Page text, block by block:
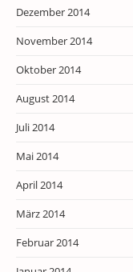
Dezember 2014
November 2014
Oktober 2014
August 2014
Juli 2014
Mai 2014
April 2014
März 2014
Februar 2014